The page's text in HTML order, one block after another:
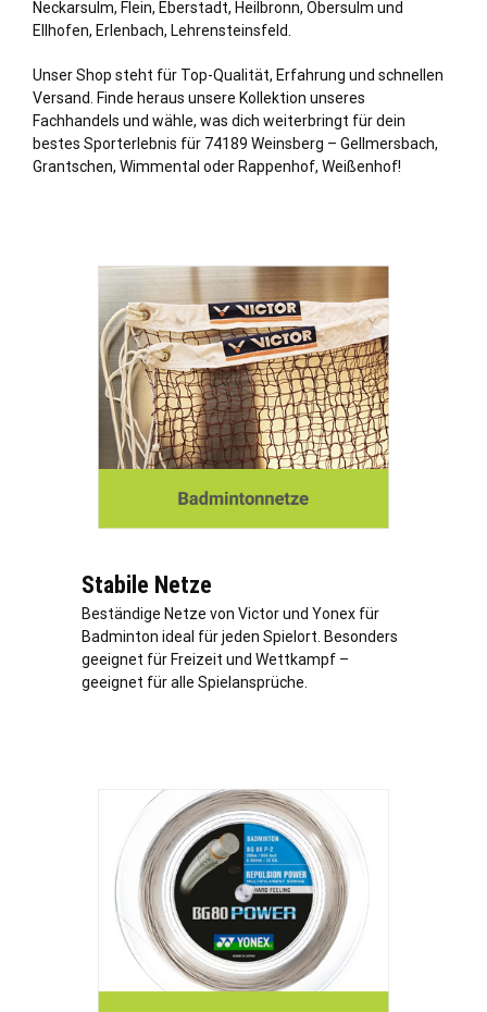
Neckarsulm, Flein, Eberstadt, Heilbronn, Obersulm und
Ellhofen, Erlenbach, Lehrensteinsfeld.
Unser Shop steht für Top-Qualität, Erfahrung und schnellen
Versand. Finde heraus unsere Kollektion unseres
Fachhandels und wähle, was dich weiterbringt für dein
bestes Sporterlebnis für 74189 Weinsberg – Gellmersbach,
Grantschen, Wimmental oder Rappenhof, Weißenhof!
Stabile Netze
Beständige Netze von Victor und Yonex für
Badminton ideal für jeden Spielort. Besonders
geeignet für Freizeit und Wettkampf –
geeignet für alle Spielansprüche.